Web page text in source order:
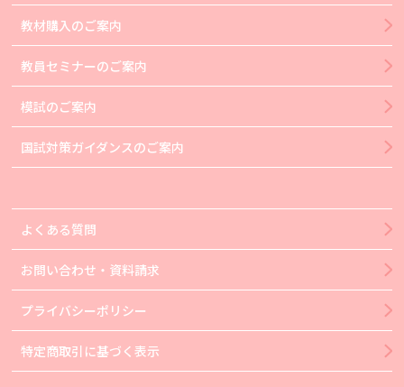
教材購入のご案内
教員セミナーのご案内
模試のご案内
国試対策ガイダンスのご案内
よくある質問
お問い合わせ・資料請求
プライバシーポリシー
特定商取引に基づく表示